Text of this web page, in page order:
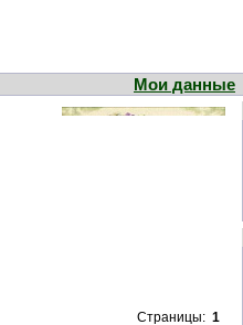
Мои данные
Страницы: 1